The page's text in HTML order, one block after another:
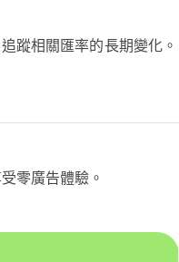
蹤相關匯率的長期變化。
零廣告體驗。